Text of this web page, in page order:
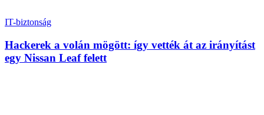
IT-biztonság
Hackerek a volán mögött: így vették át az irányítást
egy Nissan Leaf felett